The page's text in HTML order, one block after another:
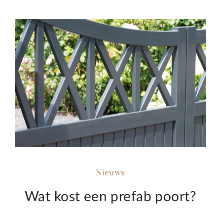
Nieuws
Wat kost een prefab poort?